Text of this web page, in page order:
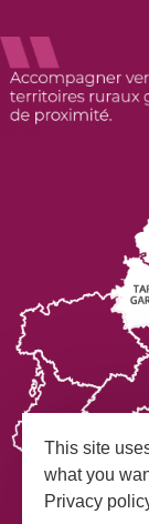
This site
what you
Privacy